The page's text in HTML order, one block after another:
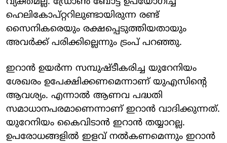
ഹെലികോപ്റ്ററിലുണ്ടായിരുന്ന രണ്ട്
സൈനികരെയും രക്ഷപ്പെടുത്തിയതായും
അവര്‍ക്ക് പരിക്കില്ലെന്നും ട്രംപ് പറഞ്ഞു.
ഇറാന്‍ ഉയര്‍ന്ന സമ്പുഷ്ടീകരിച്ച യുറേനിയം
ശേഖരം ഉപേക്ഷിക്കണമെന്നാണ് യുഎസിന്റെ
ആവശ്യം. എന്നാല്‍ ആണവ പദ്ധതി
സമാധാനപരമാണെന്നാണ് ഇറാന്‍ വാദിക്കുന്നത്.
യുറേനിയം കൈവിടാന്‍ ഇറാന്‍ തയ്യാറല്ല.
ഉപരോധങ്ങളില്‍ ഇളവ് നല്‍കണമെന്നും ഇറാന്‍